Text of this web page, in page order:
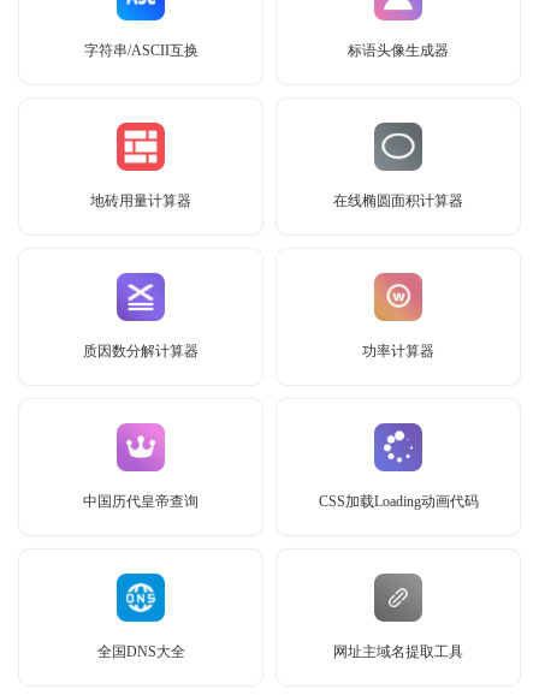
字符串/ASCII互换 标语头像生成器
地砖用量计算器 在线椭圆面积计算器
质因数分解计算器 功率计算器
中国历代皇帝查询 CSS加载Loading动画代码
全国DNS大全 网址主域名提取工具